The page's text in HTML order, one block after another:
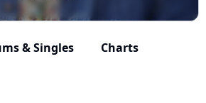
& Singles Charts